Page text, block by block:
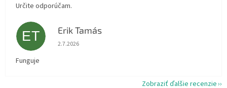
Určite odporúčam.
ET Erik Tamás
Hodnotenie obchodu je 5 z 5 hviezdičiek.
2.7.2026
Funguje
Zobraziť ďalšie recenzie